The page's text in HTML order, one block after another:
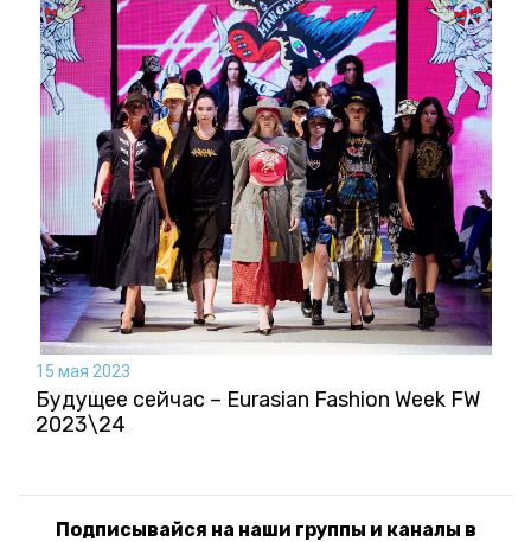
15 мая 2023
Будущее сейчас – Eurasian Fashion Week FW
2023\24
Подписывайся на наши группы и каналы в